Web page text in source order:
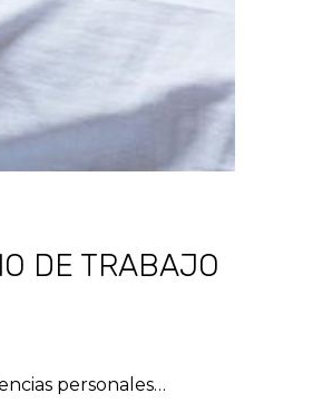
DE TRABAJO
personales…